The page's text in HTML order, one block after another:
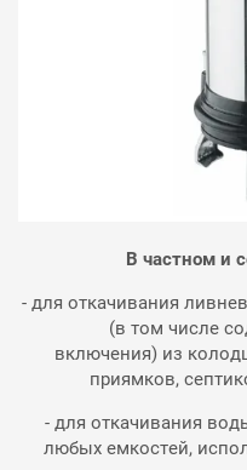
В частном и
- для откачивания
(в том числе
включения) из
приямков,
- для откачивания
любых емкостей,